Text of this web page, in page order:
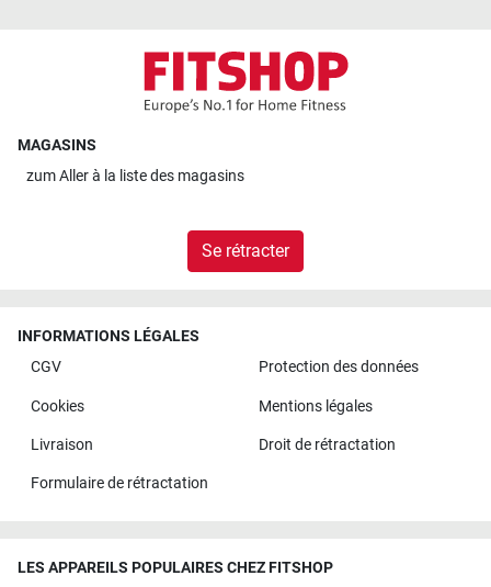
MAGASINS
zumAller à la liste des magasins
Se rétracter
INFORMATIONS LÉGALES
CGV
Protection des données
Cookies Mentions légales
Livraison Droit de rétractation
Formulaire de rétractation
LES APPAREILS POPULAIRES CHEZ FITSHOP